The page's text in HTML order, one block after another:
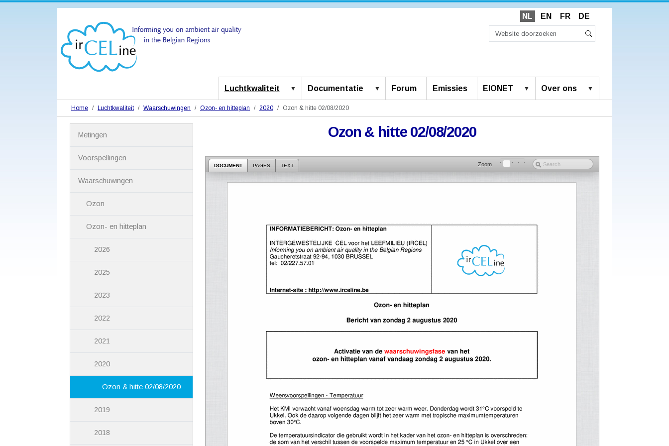
NL EN FR DE
Luchtkwaliteit Documentatie Forum Emissies EIONET Over ons
Home Luchtkwaliteit Waarschuwingen Ozon- en hitteplan 2020 Ozon & hitte 02/08/2020
Ozon & hitte 02/08/2020
DOCUMENT PAGES TEXT Zoom
Metingen
Voorspellingen
Waarschuwingen
Ozon
Ozon- en hitteplan
2026
2025
2023
2022
2021
2020
Ozon & hitte 02/08/2020
2019
2018